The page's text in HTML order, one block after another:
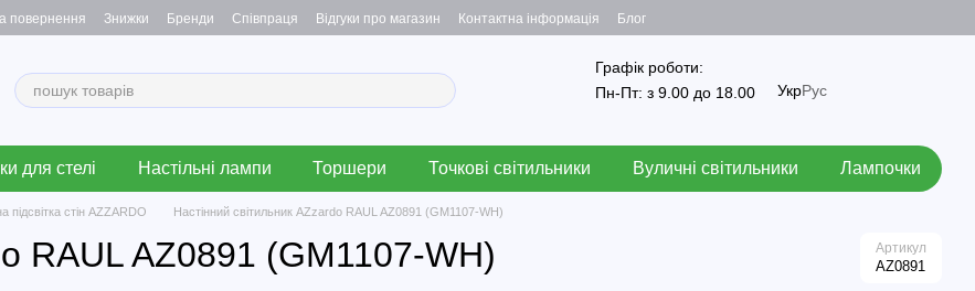
повернення Знижки Бренди Співпраця Відгуки про магазин Контактна інформація Блог
Графік роботи:
Пн-Пт: з 9.00 до 18.00
УкрРус
для стелі Настільні лампи Торшери Точкові світильники Вуличні світильники Лампочки
підсвітка стін AZZARDO Настінний світильник AZzardo RAUL AZ0891 (GM1107-WH)
RAUL AZ0891 (GM1107-WH) Артикул
AZ0891